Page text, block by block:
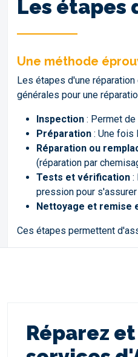
Les étapes
Une méthode
Les étapes d'une
générales pour une
Inspection : Permet
Préparation : Une fois
Réparation ou
(réparation par
Tests et vérification :
pression pour
Nettoyage et remise
Ces étapes permettent
Réparez